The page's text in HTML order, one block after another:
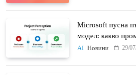
Microsoft пусна
модел: какво
и Project
AI Новини 29/